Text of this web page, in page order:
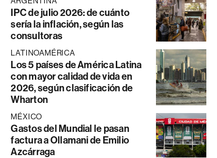
IPC de julio 2026: de cuánto
sería la inflación, según las
consultoras
LATINOAMÉRICA
Los 5 países de América Latina
con mayor calidad de vida en
2026, según clasificación de
Wharton
MÉXICO
Gastos del Mundial le pasan
factura a Ollamani de Emilio
Azcárraga